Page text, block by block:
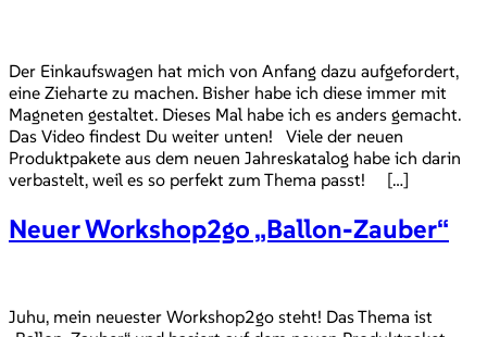
Der Einkaufswagen hat mich von Anfang dazu aufgefordert,
eine Zieharte zu machen. Bisher habe ich diese immer mit
Magneten gestaltet. Dieses Mal habe ich es anders gemacht.
Das Video findest Du weiter unten! Viele der neuen
Produktpakete aus dem neuen Jahreskatalog habe ich darin
verbastelt, weil es so perfekt zum Thema passt! […]
Neuer Workshop2go „Ballon-Zauber“
Juhu, mein neuester Workshop2go steht! Das Thema ist